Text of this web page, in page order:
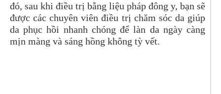
đó, sau khi điều trị bằng liệu pháp đông y, bạn sẽ
được các chuyên viên điều trị chăm sóc da giúp
da phục hồi nhanh chóng để làn da ngày càng
mịn màng và sáng hồng không tỳ vết.